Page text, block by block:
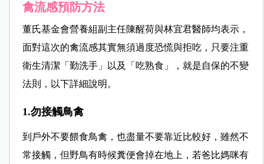
禽流感預防方法
董氏基金會營養組副主任陳醒荷與林宜君醫師均表示，
面對這次的禽流感其實無須過度恐慌與拒吃，只要注重
衛生清潔「勤洗手」以及「吃熟食」，就是自保的不變
法則，以下詳細說明。
1.勿接觸鳥禽
到戶外不要餵食鳥禽，也盡量不要靠近比較好，雖然不
常接觸，但野鳥有時候糞便會掉在地上，若爸比媽咪有